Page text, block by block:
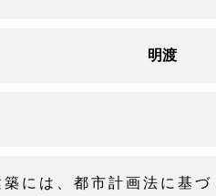
明渡
築には、都市計画法に基